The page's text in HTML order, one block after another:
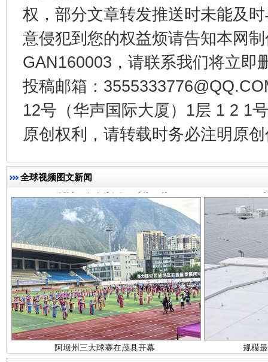
权，部分文章转发推送时未能及
意侵犯到您的权益烦请告知本网
GAN160003，请联系我们将立即
投稿邮箱：
12号（华声国际大厦）1层 1 2 1
原创权利，请转载时务必注明原
全球视频图文新闻
全民健身五年计划来了！等你上场
阿坝州三大球赛在茂县开幕 规模